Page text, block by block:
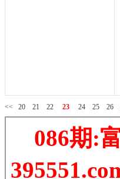
<<
20 21 22 23 24 25 26